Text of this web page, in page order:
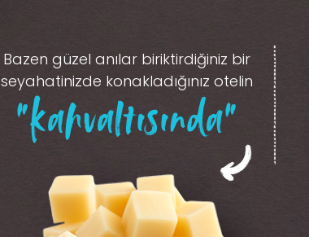
Bazen güzel anılar biriktirdiğiniz bir
seyahatinizde konakladığınız otelin
“kahvaltısında”